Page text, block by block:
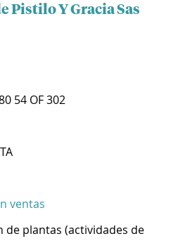
Pistilo Y Gracia Sas
54 OF 302
ventas
de plantas (actividades de